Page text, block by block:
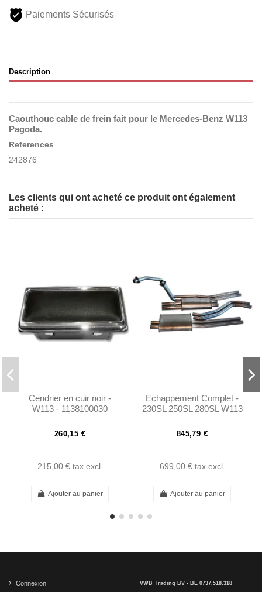
Paiements Sécurisés
Description
Caouthouc cable de frein fait pour le Mercedes-Benz W113
Pagoda.
References
242876
Les clients qui ont acheté ce produit ont également
acheté :
Cendrier en cuir noir -
W113 - 1138100030
260,15 €
215,00 € tax excl.
Ajouter au panier
Echappement Complet -
230SL 250SL 280SL W113
845,79 €
699,00 € tax excl.
Ajouter au panier
Connexion
VWB Trading BV - BE 0737.518.318